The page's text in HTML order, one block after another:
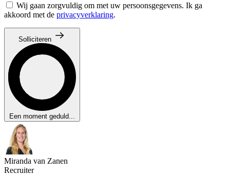
Wij gaan zorgvuldig om met uw persoonsgegevens. Ik ga
akkoord met de privacyverklaring.
Solliciteren
Een moment geduld...
Miranda van Zanen
Recruiter